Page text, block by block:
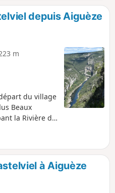
depuis Aiguèze
m
du village
Beaux
la Rivière de
à Aiguèze